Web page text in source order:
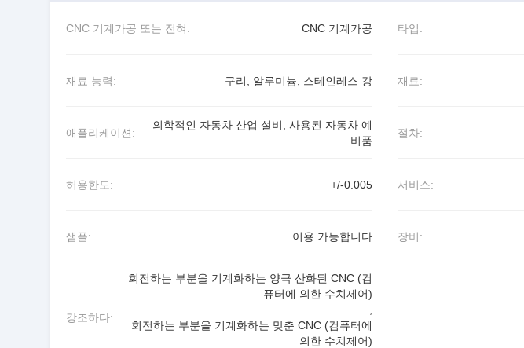
CNC 기계가공 또는 전혀: CNC 기계가공 타입:
재료 능력: 구리, 알루미늄, 스테인레스 강 재료:
애플리케이션:
의학적인 자동차 산업 설비, 사용된 자동차 예
비품
절차:
허용한도: +/-0.005 서비스:
샘플: 이용 가능합니다 장비:
강조하다:
회전하는 부분을 기계화하는 양극 산화된 CNC (컴
퓨터에 의한 수치제어)
회전하는 부분을 기계화하는 맞춘 CNC (컴퓨터에
의한 수치제어)